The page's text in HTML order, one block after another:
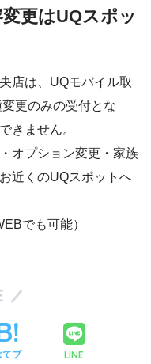
更はUQスポッ
店は、UQモバイル取
更のみの受付とな
きません。
オプション変更・家族
近くのUQスポットへ
でも可能）
てブ LINE